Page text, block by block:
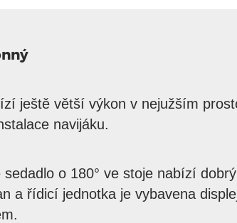
ještě větší výkon v nejužším
navijáku.
o 180° ve stoje nabízí
a řídicí jednotka je vybavena